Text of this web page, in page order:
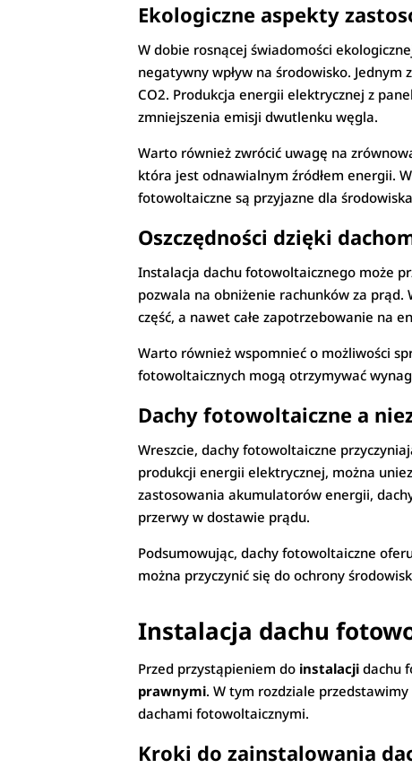
Ekologiczne aspekty
W dobie rosnącej świadomości
negatywny wpływ na środowisko. Jednym
CO2. Produkcja energii elektrycznej z
zmniejszenia emisji dwutlenku węgla.
Warto również zwrócić uwagę na
która jest odnawialnym źródłem energii.
fotowoltaiczne są przyjazne dla
Oszczędności dzięki
Instalacja dachu fotowoltaicznego może
pozwala na obniżenie rachunków za prąd.
część, a nawet całe zapotrzebowanie na
Warto również wspomnieć o możliwości
fotowoltaicznych mogą otrzymywać
Dachy fotowoltaiczne a
Wreszcie, dachy fotowoltaiczne
produkcji energii elektrycznej, można
zastosowania akumulatorów energii,
przerwy w dostawie prądu.
Podsumowując, dachy fotowoltaiczne
można przyczynić się do ochrony
Instalacja dachu
Przed przystąpieniem do instalacji dachu
prawnymi. W tym rozdziale
dachami fotowoltaicznymi.
Kroki do zainstalowania